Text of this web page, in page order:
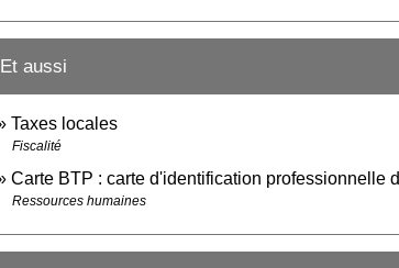
Et aussi
Taxes locales
Fiscalité
Carte BTP : carte d'identification professionnelle
Ressources humaines